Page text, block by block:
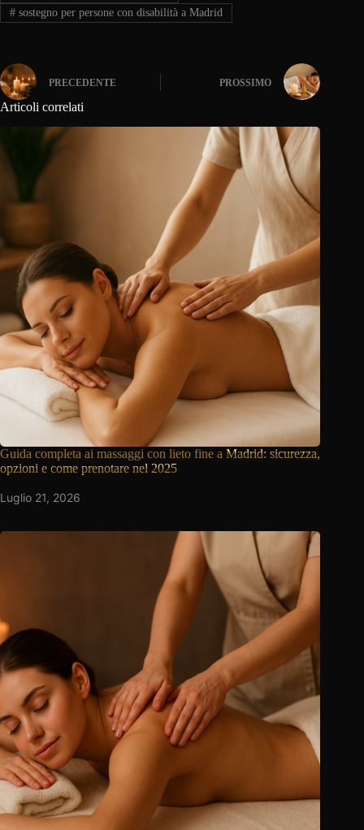
#sostegno per persone con disabilità a Madrid
PRECEDENTE PROSSIMO
Articoli correlati
Guida completa ai massaggi con lieto fine a Madrid: sicurezza,
opzioni e come prenotare nel 2025
Luglio 21, 2026